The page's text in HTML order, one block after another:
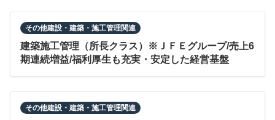
その他建設・建築・施工管理関連
建築施工管理（所長クラス）※ＪＦＥグループ/売上6
期連続増益/福利厚生も充実・安定した経営基盤
その他建設・建築・施工管理関連